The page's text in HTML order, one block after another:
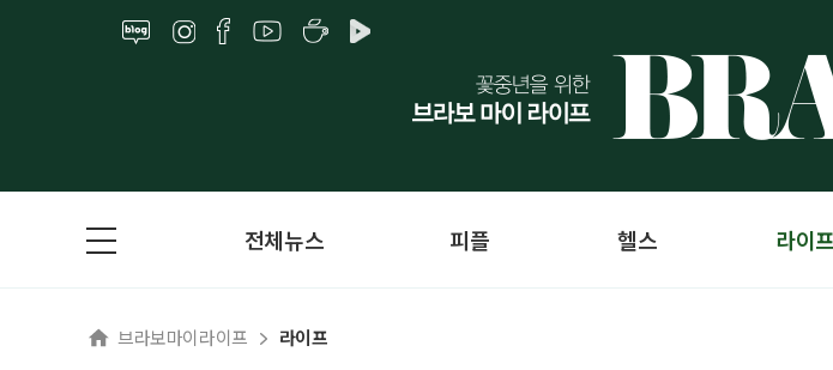
전체뉴스 피플 헬스 라이프
브라보마이라이프 라이프